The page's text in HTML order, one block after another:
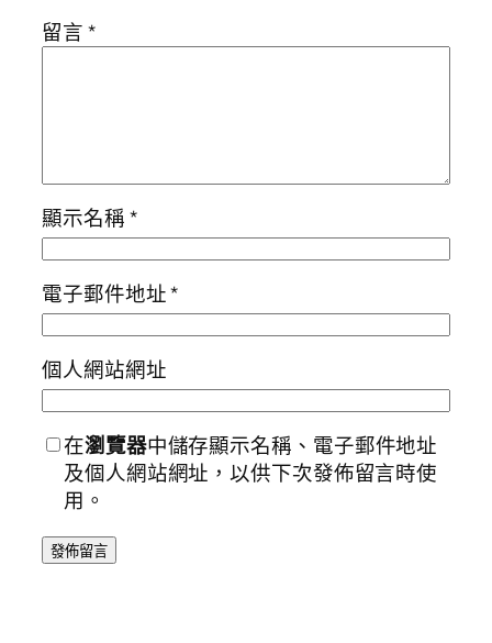
留言*
顯示名稱*
電子郵件地址*
個人網站網址
在瀏覽器中儲存顯示名稱、電子郵件地址
及個人網站網址，以供下次發佈留言時使
用。